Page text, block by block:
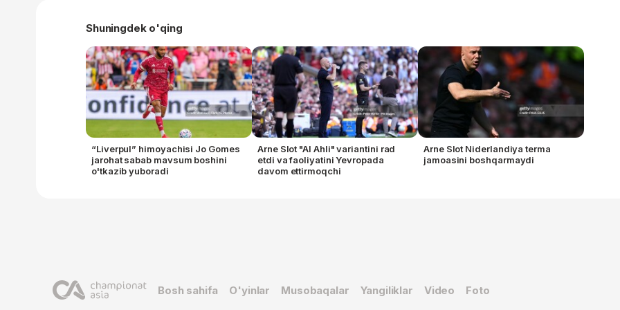
Shuningdek o'qing
“Liverpul” himoyachisi Jo Gomes
jarohat sabab mavsum boshini
o'tkazib yuboradi
Arne Slot "Al Ahli" variantini rad
etdi va faoliyatini Yevropada
davom ettirmoqchi
Arne Slot Niderlandiya terma
jamoasini boshqarmaydi
Bosh sahifa O'yinlar Musobaqalar Yangiliklar Video Foto